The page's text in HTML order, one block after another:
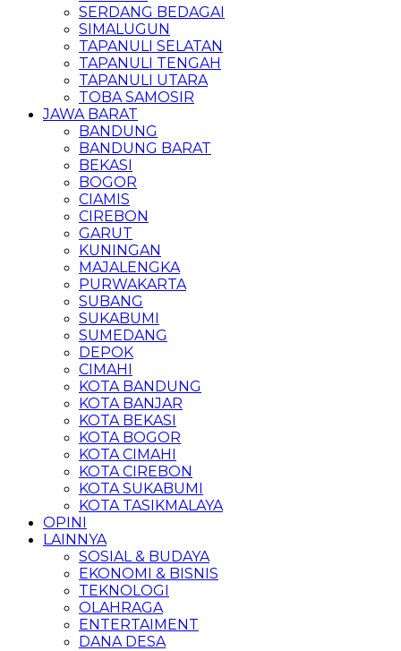
SERDANG BEDAGAI
SIMALUGUN
TAPANULI SELATAN
TAPANULI TENGAH
TAPANULI UTARA
TOBA SAMOSIR
JAWA BARAT
BANDUNG
BANDUNG BARAT
BEKASI
BOGOR
CIAMIS
CIREBON
GARUT
KUNINGAN
MAJALENGKA
PURWAKARTA
SUBANG
SUKABUMI
SUMEDANG
DEPOK
CIMAHI
KOTA BANDUNG
KOTA BANJAR
KOTA BEKASI
KOTA BOGOR
KOTA CIMAHI
KOTA CIREBON
KOTA SUKABUMI
KOTA TASIKMALAYA
OPINI
LAINNYA
SOSIAL & BUDAYA
EKONOMI & BISNIS
TEKNOLOGI
OLAHRAGA
ENTERTAIMENT
DANA DESA